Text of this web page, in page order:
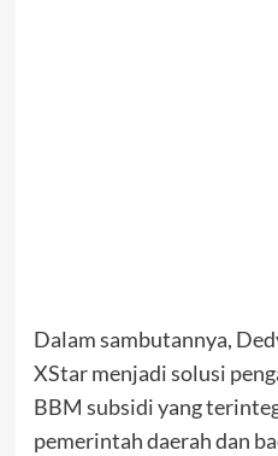
Dalam sambutannya,
XStar menjadi solusi
BBM subsidi yang
pemerintah daerah dan